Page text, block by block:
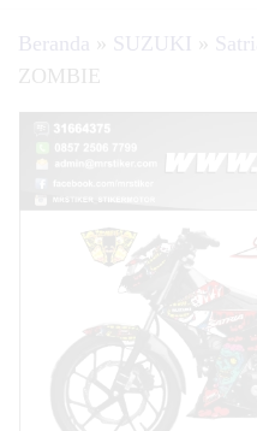
Beranda » SUZUKI »
ZOMBIE